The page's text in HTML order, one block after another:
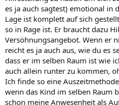
es ja auch sagtest) emotional in
Lage ist komplett auf sich
so in Rage ist. Er braucht dazu
Versöhnungsangebot. Wenn er
reicht es ja auch aus, wie du es
dass er im selben Raum ist wie
auch allein runter zu kommen,
Ich finde so eine
wenn das Kind im selben Raum
schon meine Anwesenheit als